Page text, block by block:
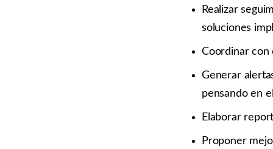
Realizar
soluciones
Coordinar con
Generar
pensando en
Elaborar
Proponer